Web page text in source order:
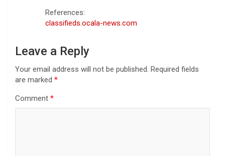
References:
classifieds.ocala-news.com
Leave a Reply
Your email address will not be published. Required fields
are marked *
Comment *